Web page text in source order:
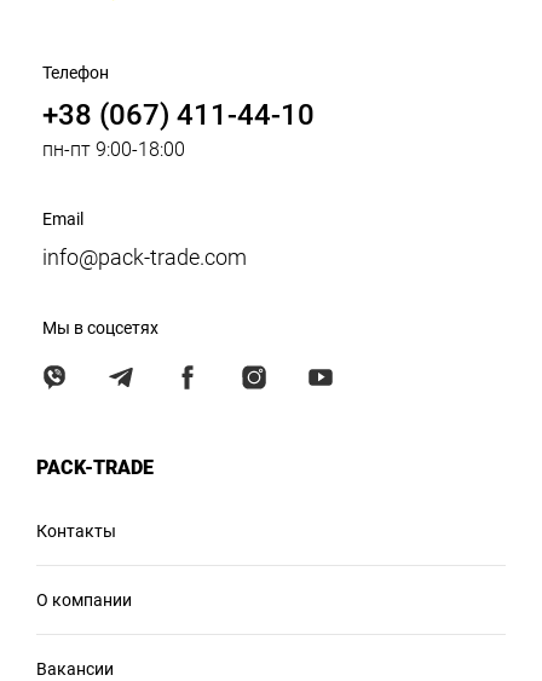
Телефон
+38 (067) 411-44-10
пн-пт 9:00-18:00
Email
info@pack-trade.com
Мы в соцсетях
PACK-TRADE
Контакты
О компании
Вакансии